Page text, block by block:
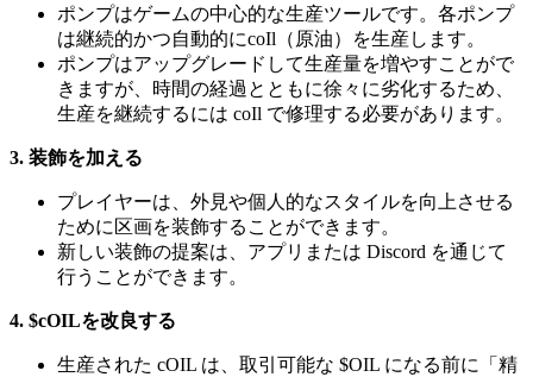
ポンプはゲームの中心的な生産ツールです。各ポンプ
は継続的かつ自動的にcoIl（原油）を生産します。
ポンプはアップグレードして生産量を増やすことがで
きますが、時間の経過とともに徐々に劣化するため、
生産を継続するには coIl で修理する必要があります。
3. 装飾を加える
プレイヤーは、外見や個人的なスタイルを向上させる
ために区画を装飾することができます。
新しい装飾の提案は、アプリまたは Discord を通じて
行うことができます。
4. $cOILを改良する
生産された cOIL は、取引可能な $OIL になる前に「精